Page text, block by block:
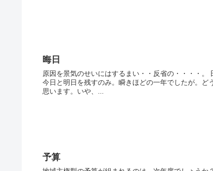
晦日
原因を景気のせいにはするまい・・反省の・・・・
今日と明日を残すのみ。瞬きほどの一年でしたが。
思います。いや、...
予算